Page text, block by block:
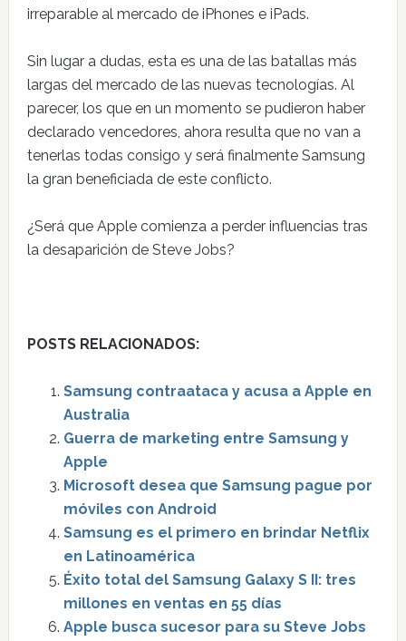
irreparable al mercado de iPhones e iPads.
Sin lugar a dudas, esta es una de las batallas más
largas del mercado de las nuevas tecnologías. Al
parecer, los que en un momento se pudieron haber
declarado vencedores, ahora resulta que no van a
tenerlas todas consigo y será finalmente Samsung
la gran beneficiada de este conflicto.
¿Será que Apple comienza a perder influencias tras
la desaparición de Steve Jobs?
POSTS RELACIONADOS:
Samsung contraataca y acusa a Apple en
Australia
Guerra de marketing entre Samsung y
Apple
Microsoft desea que Samsung pague por
móviles con Android
Samsung es el primero en brindar Netflix
en Latinoamérica
Éxito total del Samsung Galaxy S II: tres
millones en ventas en 55 días
Apple busca sucesor para su Steve Jobs